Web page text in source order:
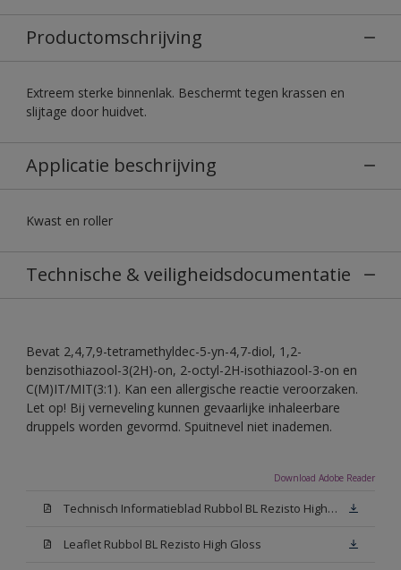
Productomschrijving
Extreem sterke binnenlak. Beschermt tegen krassen en
slijtage door huidvet.
Applicatie beschrijving
Kwast en roller
Technische & veiligheidsdocumentatie
Bevat 2,4,7,9-tetramethyldec-5-yn-4,7-diol, 1,2-
benzisothiazool-3(2H)-on, 2-octyl-2H-isothiazool-3-on en
C(M)IT/MIT(3:1). Kan een allergische reactie veroorzaken.
Let op! Bij verneveling kunnen gevaarlijke inhaleerbare
druppels worden gevormd. Spuitnevel niet inademen.
Download Adobe Reader
Technisch Informatieblad Rubbol BL Rezisto High Gloss (New Livery) (PDF)
Leaflet Rubbol BL Rezisto High Gloss